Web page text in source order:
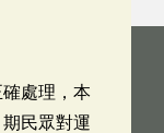
處理，本
民眾對運